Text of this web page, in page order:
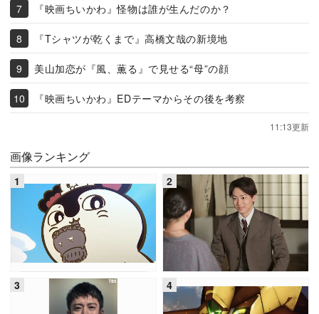
『映画ちいかわ』怪物は誰が生んだのか？
『Tシャツが乾くまで』高橋文哉の新境地
美山加恋が『風、薫る』で見せる“母”の顔
『映画ちいかわ』EDテーマからその後を考察
11:13更新
画像ランキング